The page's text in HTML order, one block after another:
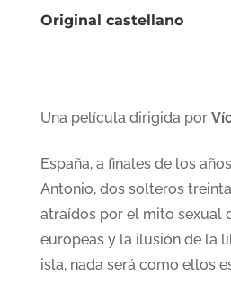
Original castellano
Una película dirigida por
España, a finales de los
Antonio, dos solteros
atraídos por el mito sexual
europeas y la ilusión de la
isla, nada será como ellos